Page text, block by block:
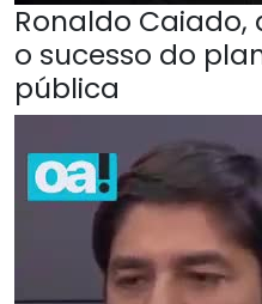
Ronaldo Caiado,
o sucesso do
pública